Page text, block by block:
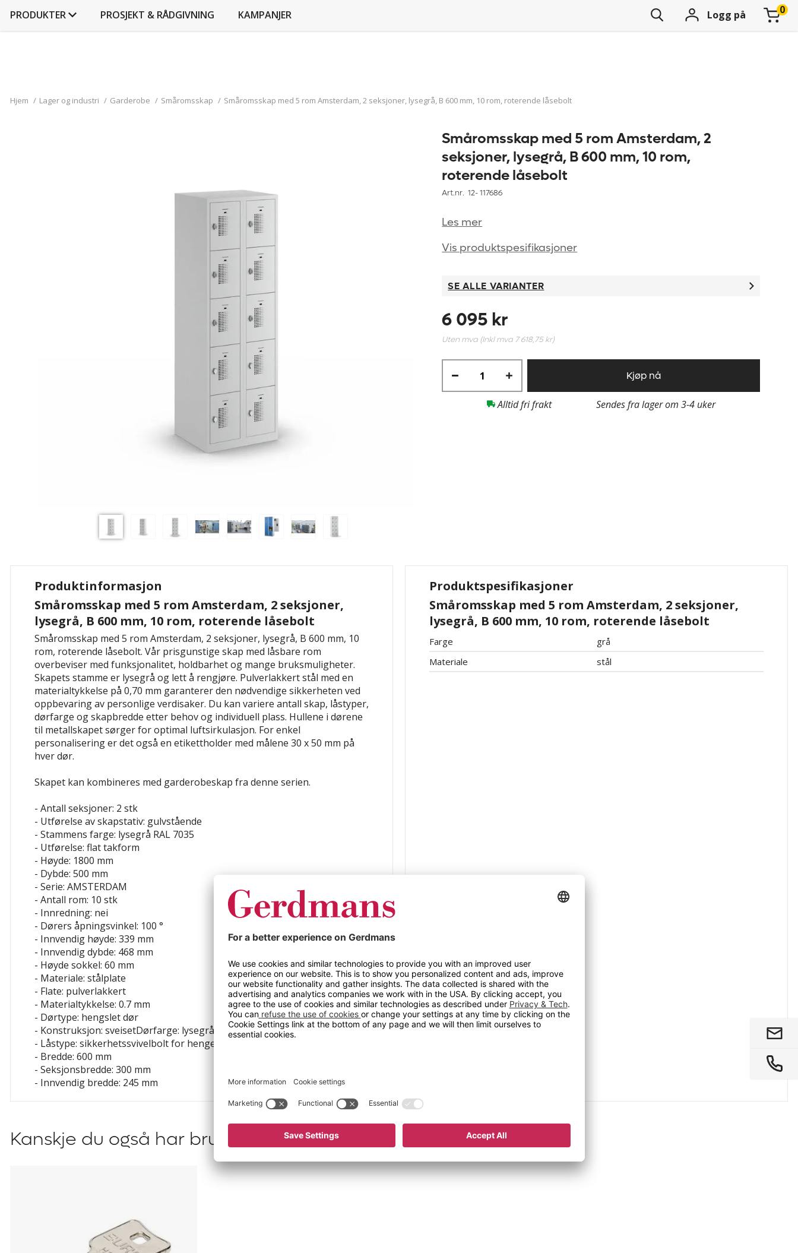
PRODUKTER PROSJEKT & RÅDGIVNING KAMPANJER Logg på
Hjem / Lager og industri / Garderobe / Småromsskap / Småromsskap med 5 rom Amsterdam, 2 seksjoner, lysegrå, B 600 mm, 10 rom, roterende låsebolt
Småromsskap med 5 rom Amsterdam, 2
seksjoner, lysegrå, B 600 mm, 10 rom,
roterende låsebolt
Art.nr. 12-117686
Les mer
Vis produktspesifikasjoner
SE ALLE VARIANTER
6 095 kr
Uten mva (Inkl mva 7 618,75 kr)
Kjøp nå
Alltid fri frakt Sendes fra lager om 3-4 uker
Produktinformasjon
Småromsskap med 5 rom Amsterdam, 2 seksjoner,
lysegrå, B 600 mm, 10 rom, roterende låsebolt
Småromsskap med 5 rom Amsterdam, 2 seksjoner, lysegrå, B 600 mm, 10
rom, roterende låsebolt. Vår prisgunstige skap med låsbare rom
overbeviser med funksjonalitet, holdbarhet og mange bruksmuligheter.
Skapets stamme er lysegrå og lett å rengjøre. Pulverlakkert stål med en
materialtykkelse på 0,70 mm garanterer den nødvendige sikkerheten ved
oppbevaring av personlige verdisaker. Du kan variere antall skap, låstyper,
dørfarge og skapbredde etter behov og individuell plass. Hullene i dørene
til metallskapet sørger for optimal luftsirkulasjon. For enkel
personalisering er det også en etikettholder med målene 30 x 50 mm på
hver dør.
Skapet kan kombineres med garderobeskap fra denne serien.
- Antall seksjoner: 2 stk
- Utførelse av skapstativ: gulvstående
- Stammens farge: lysegrå RAL 7035
- Utførelse: flat takform
- Høyde: 1800 mm
- Dybde: 500 mm
- Serie: AMSTERDAM
- Antall rom: 10 stk
- Innredning: nei
- Dørers åpningsvinkel: 100 °
- Innvendig høyde: 339 mm
- Innvendig dybde: 468 mm
- Høyde sokkel: 60 mm
- Materiale: stålplate
- Flate: pulverlakkert
- Materialtykkelse: 0.7 mm
- Dørtype: hengslet dør
- Konstruksjon: sveisetDørfarge: lysegrå RAL 7035
- Låstype: sikkerhetssvivelbolt for hengelås
- Bredde: 600 mm
- Seksjonsbredde: 300 mm
- Innvendig bredde: 245 mm
Produktspesifikasjoner
Småromsskap med 5 rom Amsterdam, 2 seksjoner,
lysegrå, B 600 mm, 10 rom, roterende låsebolt
Farge
grå
Materiale
stål
Kanskje du også har bruk for?